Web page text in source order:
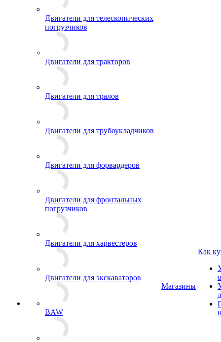
Двигатели для телескопических
погрузчиков
Двигатели для тракторов
Двигатели для тралов
Двигатели для трубоукладчиков
Двигатели для форвардеров
Двигатели для фронтальных
погрузчиков
Двигатели для харвестеров
Двигатели для экскаваторов
BAW
Магазины
Как